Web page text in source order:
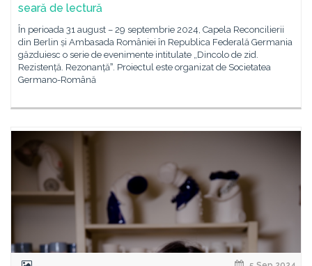
seară de lectură
În perioada 31 august – 29 septembrie 2024, Capela Reconcilierii
din Berlin și Ambasada României în Republica Federală Germania
găzduiesc o serie de evenimente intitulate „Dincolo de zid.
Rezistență. Rezonanțăˮ. Proiectul este organizat de Societatea
Germano-Română